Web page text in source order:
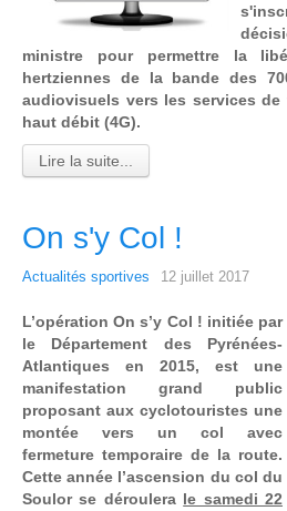
ministre pour permettre la
hertziennes de la bande des
audiovisuels vers les services
haut débit (4G).
Lire la suite...
On s'y Col !
Actualités sportives 12 juillet 2017
L’opération On s’y Col ! initiée par
le Département des Pyrénées-
Atlantiques en 2015, est une
manifestation grand public
proposant aux cyclotouristes une
montée vers un col avec
fermeture temporaire de la route.
Cette année l’ascension du col du
Soulor se déroulera le samedi 22